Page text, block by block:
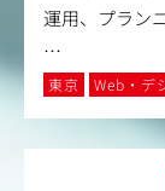
運用、プラン
…
東京 Web・デ